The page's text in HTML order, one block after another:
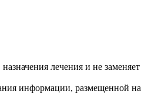
лечения и не
информации, размещенной